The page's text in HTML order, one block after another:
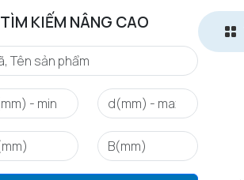
TÌM KIẾM NÂNG CAO